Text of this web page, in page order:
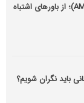
راهنمای جامع مقاومت آنتی بیوتیکی (َAMR)؛ از باورهای اشتباه
باید نگران شویم؟